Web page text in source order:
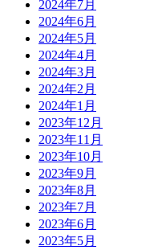
2024年7月
2024年6月
2024年5月
2024年4月
2024年3月
2024年2月
2024年1月
2023年12月
2023年11月
2023年10月
2023年9月
2023年8月
2023年7月
2023年6月
2023年5月